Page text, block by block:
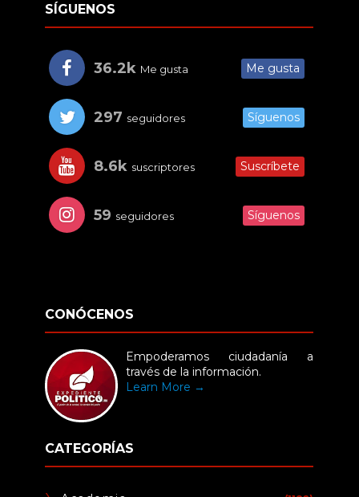
SÍGUENOS
36.2k Me gusta Me gusta
297 seguidores Síguenos
8.6k suscriptores Suscríbete
59 seguidores Síguenos
CONÓCENOS
Empoderamos ciudadanía a
través de la información.
Learn More →
CATEGORÍAS